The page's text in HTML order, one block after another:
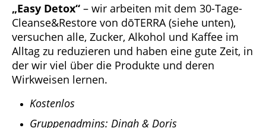
„Easy Detox“ – wir arbeiten mit dem 30-Tage-
Cleanse&Restore von dōTERRA (siehe unten),
versuchen alle, Zucker, Alkohol und Kaffee im
Alltag zu reduzieren und haben eine gute Zeit, in
der wir viel über die Produkte und deren
Wirkweisen lernen.
Kostenlos
Gruppenadmins: Dinah & Doris